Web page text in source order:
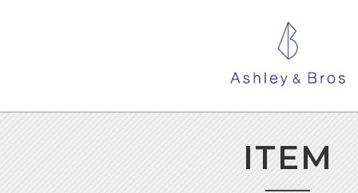
ITEM